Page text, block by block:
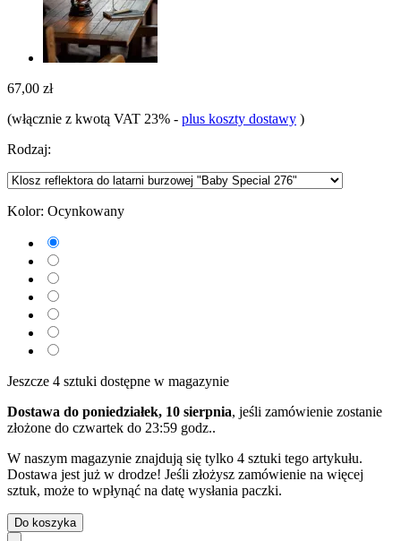
67,00 zł
(włącznie z kwotą VAT 23% - plus koszty dostawy )
Rodzaj:
Kolor: Ocynkowany
Jeszcze 4 sztuki dostępne w magazynie
Dostawa do poniedziałek, 10 sierpnia, jeśli zamówienie zostanie
złożone do czwartek do 23:59 godz..
W naszym magazynie znajdują się tylko 4 sztuki tego artykułu.
Dostawa jest już w drodze! Jeśli złożysz zamówienie na więcej
sztuk, może to wpłynąć na datę wysłania paczki.
Do koszyka